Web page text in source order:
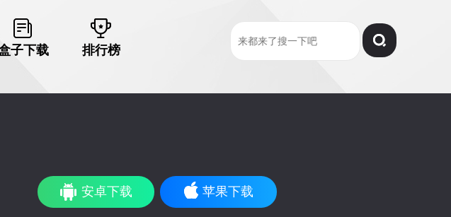
子下载 排行榜
安卓下载 苹果下载